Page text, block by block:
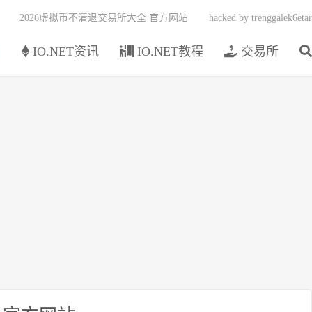
IO.NET资讯 IO.NET教程 交易所
2026虚拟币不清退交易所大全 官方网站 hacked by trenggalek6etar